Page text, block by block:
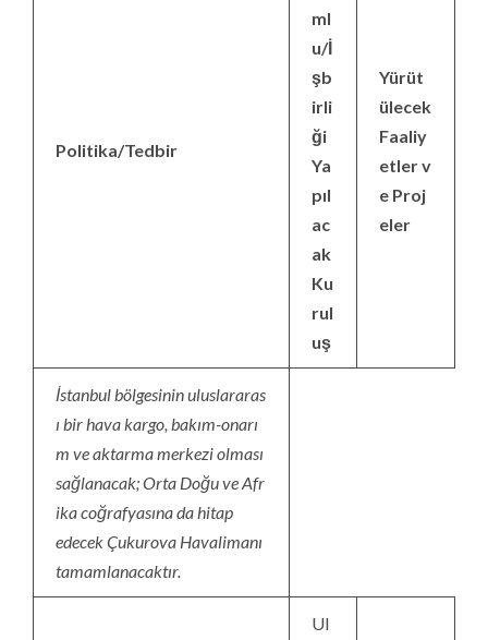
Politika/Tedbir
ml
u/İ
şb
irli
ği
Ya
pıl
ac
ak
Ku
rul
uş
Yürüt
ülecek
Faaliy
etler v
e Proj
eler
İstanbul bölgesinin uluslararas
ı bir hava kargo, bakım-onarı
m ve aktarma merkezi olması
sağlanacak; Orta Doğu ve Afr
ika coğrafyasına da hitap
edecek Çukurova Havalimanı
tamamlanacaktır.
Ul